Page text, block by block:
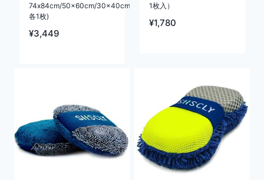
74x84cm/50x60cm/30x40cm
各1枚)
¥3,449
1枚入）
¥1,780